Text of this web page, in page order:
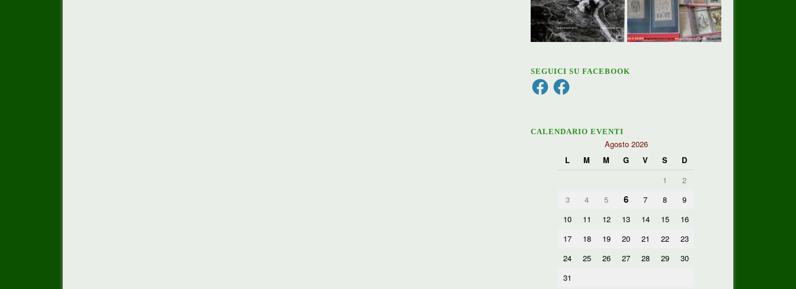
SEGUICI SU FACEBOOK
FacebookFacebook
CALENDARIO EVENTI
Agosto 2026
L
M M G V S
D
1
2
3
4 5 6 7 8
9
10
11 12 13 14 15
16
17
18 19 20 21 22
23
24
25 26 27 28 29
30
31